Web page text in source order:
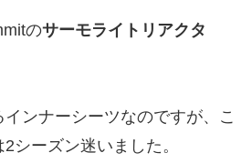
のサーモライトリアクタ
ンナーシーツなのですが、こ
シーズン迷いました。